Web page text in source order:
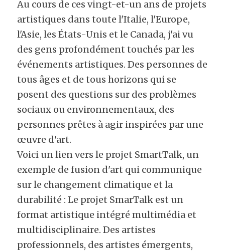
Au cours de ces vingt-et-un ans de projets
artistiques dans toute l'Italie, l'Europe,
l'Asie, les États-Unis et le Canada, j'ai vu
des gens profondément touchés par les
événements artistiques. Des personnes de
tous âges et de tous horizons qui se
posent des questions sur des problèmes
sociaux ou environnementaux, des
personnes prêtes à agir inspirées par une
œuvre d'art.
Voici un lien vers le projet SmartTalk, un
exemple de fusion d'art qui communique
sur le changement climatique et la
durabilité : Le projet SmarTalk est un
format artistique intégré multimédia et
multidisciplinaire. Des artistes
professionnels, des artistes émergents,